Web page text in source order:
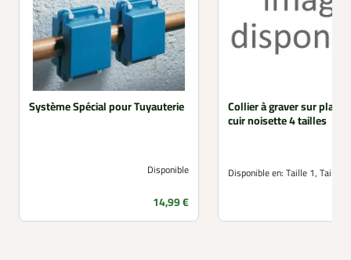
Système Spécial pour Tuyauterie
Disponible
Prix
14,99 €
Collier à graver sur
cuir noisette 4 tailles
Disponible en:Taille 1, Taille